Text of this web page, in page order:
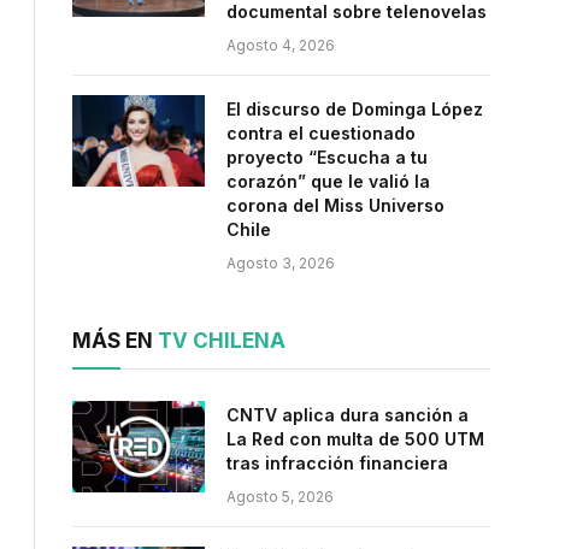
documental sobre telenovelas
Agosto 4, 2026
El discurso de Dominga López
contra el cuestionado
proyecto “Escucha a tu
corazón” que le valió la
corona del Miss Universo
Chile
Agosto 3, 2026
MÁS EN TV CHILENA
CNTV aplica dura sanción a
La Red con multa de 500 UTM
tras infracción financiera
Agosto 5, 2026